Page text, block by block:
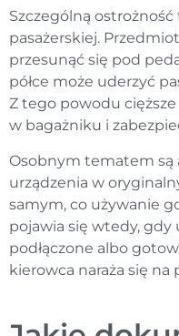
Szczególną
pasażerskiej.
przesunąć się pod
półce może uderzyć
Z tego powodu
w bagażniku i
Osobnym tematem są
urządzenia w
samym, co używanie
pojawia się wtedy,
podłączone albo
kierowca naraża się